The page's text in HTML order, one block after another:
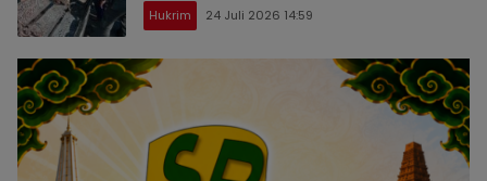
Hukrim 24 Juli 2026 14:59